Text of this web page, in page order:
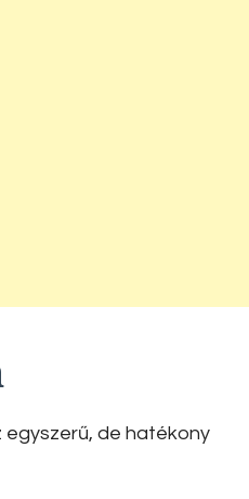
egyszerű, de hatékony